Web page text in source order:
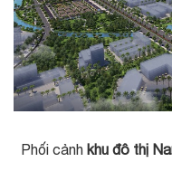
Phối cảnh khu đô thị